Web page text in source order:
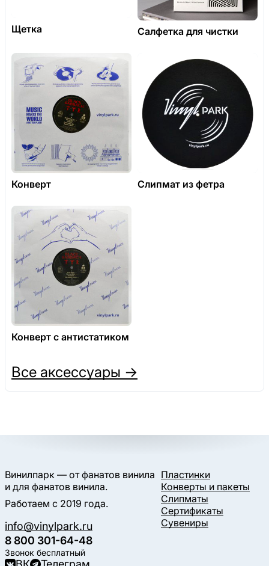
Щетка Салфетка для чистки
Конверт Слипмат из фетра
Конверт с антистатиком
Все аксессуары →
Винилпарк — от фанатов винила
и для фанатов винила.
Работаем с 2019 года.
info@vinylpark.ru
8 800 301-64-48
Звонок бесплатный
Пластинки
Конверты и пакеты
Слипматы
Сертификаты
Сувениры